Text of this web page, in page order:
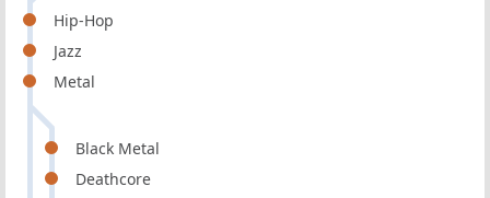
Hip-Hop
Jazz
Metal
Black Metal
Deathcore